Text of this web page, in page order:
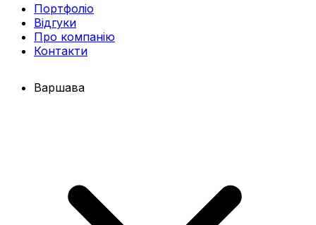
Портфоліо
Відгуки
Про компанію
Контакти
Варшава